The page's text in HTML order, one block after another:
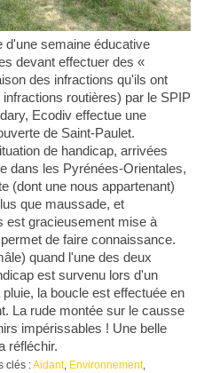
d'une semaine éducative
devant effectuer des «
des infractions qu'ils ont
routières) par le SPIP
Ecodiv effectue une
de Saint-Paulet.
de handicap, arrivées
dans les Pyrénées-Orientales,
(dont une nous appartenant)
que maussade, et
est gracieusement mise à
de faire connaissance.
quand l'une des deux
est survenu lors d'un
la boucle est effectuée en
La rude montée sur le causse
impérissables ! Une belle
réfléchir.
clés :Aidant, Environnement,